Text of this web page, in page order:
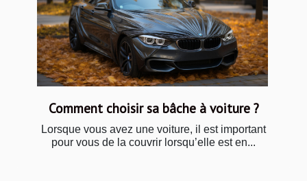
Comment choisir sa bâche à voiture ?
Lorsque vous avez une voiture, il est important
pour vous de la couvrir lorsqu’elle est en...